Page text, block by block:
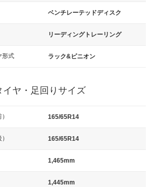
ベンチレーテッドディスク
リーディングトレーリング
形式 ラック&ピニオン
イヤ・足回りサイズ
165/65R14
165/65R14
1,465mm
1,445mm